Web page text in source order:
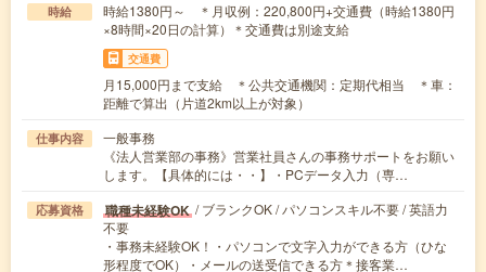
時給
時給1380円～ ＊月収例：220,800円+交通費（時給1380円
×8時間×20日の計算）＊交通費は別途支給
交通費
月15,000円まで支給 ＊公共交通機関：定期代相当 ＊車：
距離で算出（片道2km以上が対象）
仕事内容
一般事務
《法人営業部の事務》営業社員さんの事務サポートをお願い
します。【具体的には・・】・PCデータ入力（専…
応募資格 職種未経験OK / ブランクOK / パソコンスキル不要 / 英語力
不要
・事務未経験OK！・パソコンで文字入力ができる方（ひな
形程度でOK）・メールの送受信できる方＊接客業…